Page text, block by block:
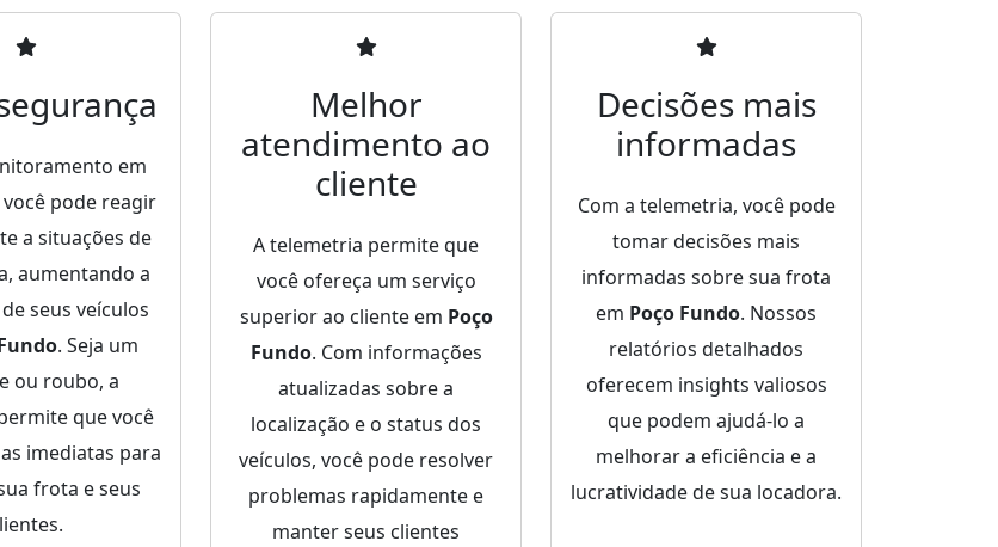
em
pode reagir
a situações de
aumentando a
seus veículos
. Seja um
ou roubo, a
que você
imediatas para
frota e seus
Melhor
atendimento ao
cliente
A telemetria permite que
você ofereça um serviço
superior ao cliente em Poço
Fundo. Com informações
atualizadas sobre a
localização e o status dos
veículos, você pode resolver
problemas rapidamente e
manter seus clientes
Decisões mais
informadas
Com a telemetria, você pode
tomar decisões mais
informadas sobre sua frota
em Poço Fundo. Nossos
relatórios detalhados
oferecem insights valiosos
que podem ajudá-lo a
melhorar a eficiência e a
lucratividade de sua locadora.